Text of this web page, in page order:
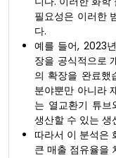
필요성은 이러한
다.
예를 들어, 2023년
장을 공식적으로
의 확장을 완료했
분야뿐만 아니라
는 열교환기 튜
생산할 수 있는 생
따라서 이 분석은
큰 매출 점유율을